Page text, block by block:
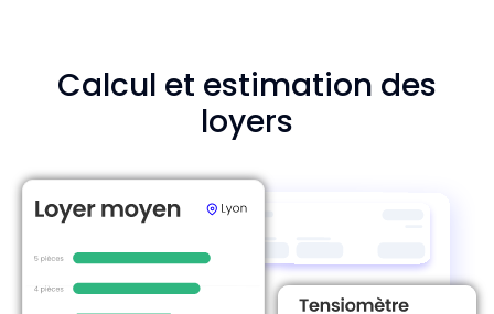
Calcul et estimation des
loyers